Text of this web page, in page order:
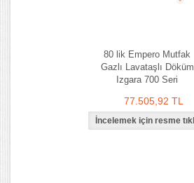
80 lik Empero Mutfak
Gazlı Lavataşlı Döküm
Izgara 700 Seri
77.505,92 TL